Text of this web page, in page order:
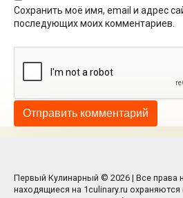
Сохранить моё имя, email и адрес
последующих моих комментариев.
Первый Кулинарный © 2026 | Все права
находящиеся на 1culinary.ru охраняются